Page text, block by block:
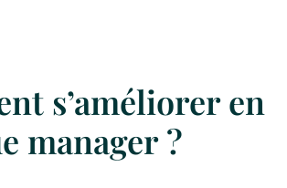
s’améliorer en
manager ?